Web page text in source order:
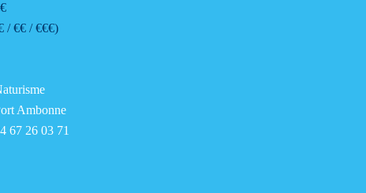
/ €€ / €€€)
Ambonne
67 26 03 71